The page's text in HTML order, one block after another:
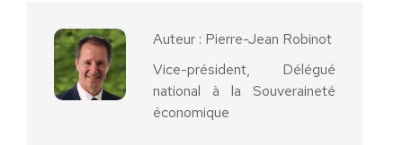
Auteur : Pierre-Jean Robinot
Vice-président, Délégué
national à la Souveraineté
économique